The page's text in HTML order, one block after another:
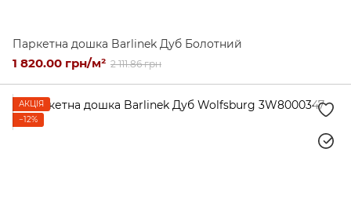
Паркетна дошка Barlinek Дуб Болотний
1 820.00 грн/м² 2 111.86 грн
АКЦІЯ
−12%